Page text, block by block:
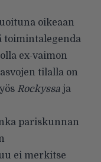
oikeaan
toimintalegenda
ex-vaimon
tilalla on
Rockyssa ja
pariskunnan
ei merkitse